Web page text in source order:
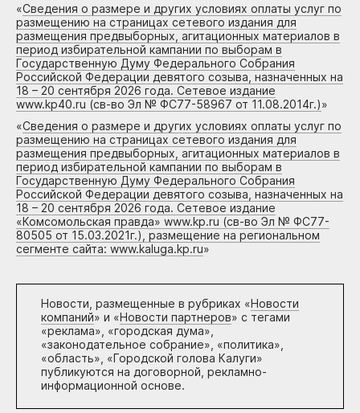
«Сведения о размере и других условиях оплаты услуг по
размещению на страницах сетевого издания для
размещения предвыборных, агитационных материалов в
период избирательной кампании по выборам в
Государственную Думу Федерального Собрания
Российской Федерации девятого созыва, назначенных на
18 – 20 сентября 2026 года. Сетевое издание
www.kp40.ru (св-во Эл № ФС77-58967 от 11.08.2014г.)»
«Сведения о размере и других условиях оплаты услуг по
размещению на страницах сетевого издания для
размещения предвыборных, агитационных материалов в
период избирательной кампании по выборам в
Государственную Думу Федерального Собрания
Российской Федерации девятого созыва, назначенных на
18 – 20 сентября 2026 года. Сетевое издание
«Комсомольская правда» www.kp.ru (св-во Эл № ФС77-
80505 от 15.03.2021г.), размещение на региональном
сегменте сайта: www.kaluga.kp.ru»
Новости, размещенные в рубриках «Новости
компаний» и «Новости партнеров» с тегами
«реклама», «городская дума»,
«законодательное собрание», «политика»,
«область», «Городской голова Калуги»
публикуются на договорной, рекламно-
информационной основе.